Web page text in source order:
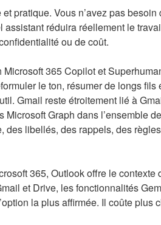
pratique. Vous n’avez pas besoin
réduira réellement le
ou de coût.
365 Copilot et
le ton, résumer de longs fils
Gmail reste étroitement lié à
Microsoft Graph dans l’ensemble
libellés, des rappels, des
365, Outlook offre le contexte
et Drive, les fonctionnalités
la plus affirmée. Il coûte plus